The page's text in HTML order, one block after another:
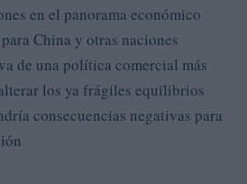
en el panorama económico
China y otras naciones
de una política comercial más
los ya frágiles equilibrios
consecuencias negativas para